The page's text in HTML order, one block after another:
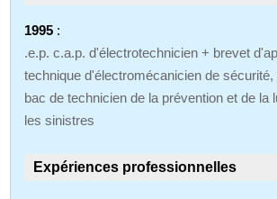
1995 :
.e.p. c.a.p. d'électrotechnicien + brevet
technique d'électromécanicien de sécurité,
bac de technicien de la prévention et de la
les sinistres
Expériences professionnelles